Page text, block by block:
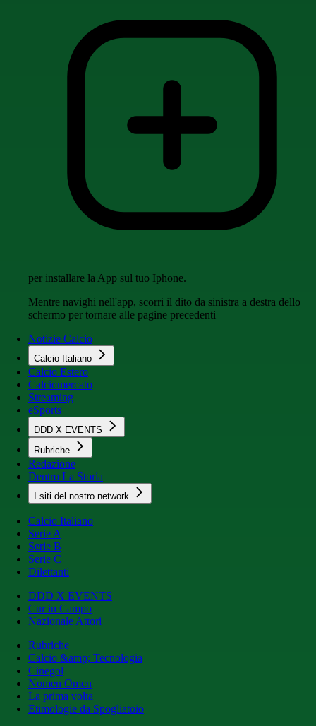
per installare la App sul tuo Iphone.
Mentre navighi nell'app, scorri il dito da sinistra a destra dello
schermo per tornare alle pagine precedenti
Notizie Calcio
Calcio Italiano
Calcio Estero
Calciomercato
Streaming
eSports
DDD X EVENTS
Rubriche
Redazione
Dentro La Storia
I siti del nostro network
Calcio Italiano
Serie A
Serie B
Serie C
Dilettanti
DDD X EVENTS
Cur in Campo
Nazionale Attori
Rubriche
Calcio &amp; Tecnologia
Cinegol
Nomen Omen
La prima volta
Etimologie da Spogliatoio